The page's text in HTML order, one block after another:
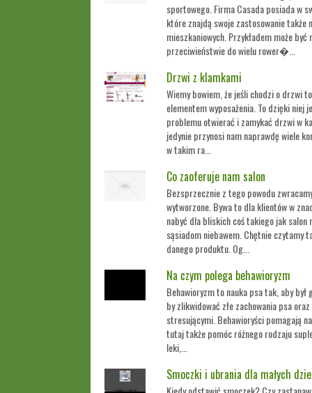
sportowego. Firma Casada posiada w
które znajdą swoje zastosowanie także
mieszkaniowych. Przykładem może
przeciwieństwie do wielu rower�...
Drzwi z klamkami
Wiemy bowiem, że jeśli chodzi o drzwi
elementem wyposażenia. To dzięki niej
problemu otwierać i zamykać drzwi w
jedynie przynosi nam naprawdę wiele
w takim ra...
Co zaoferuje nam salon
Bezsprzecznie z tego powodu
wytworzone. Bywa to dla klientów w
nabyć dla bliskich coś takiego jak salon
sąsiadom niebawem. Chętnie czytamy
danego produktu. Og...
Na czym polega behawioryzm
Behawioryzm to nauka psa tak, aby
by zlikwidować złe zachowania psa
stresującymi. Behawioryści pomagają
tutaj także pomóc różnego rodzaju
leki,...
Smoczki i ubrania dla małych